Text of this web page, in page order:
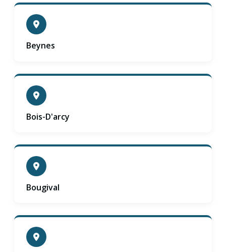
Beynes
Bois-D'arcy
Bougival